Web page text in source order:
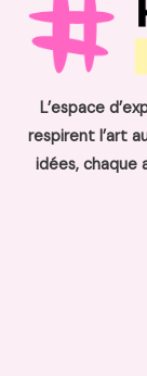
L’espace
respirent l’art
idées, chaque